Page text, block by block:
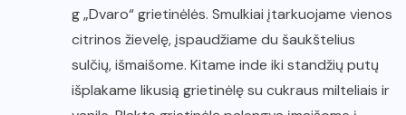
g „Dvaro“ grietinėlės. Smulkiai įtarkuojame vienos
citrinos žievelę, įspaudžiame du šaukštelius
sulčių, išmaišome. Kitame inde iki standžių putų
išplakame likusią grietinėlę su cukraus milteliais ir